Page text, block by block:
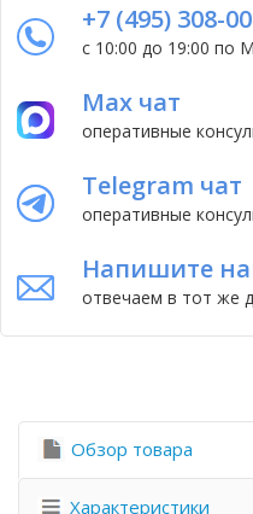
+7 (495) 308-
с 10:00 до 19:00 по
Max чат
оперативные
Telegram чат
оперативные
Напишите
отвечаем в тот же
Обзор товара
Характеристики